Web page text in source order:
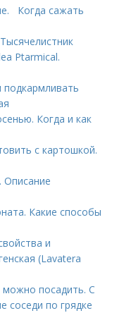
Когда сажать
Ptarmical.
подкармливать
Когда и как
с картошкой.
Описание
Какие способы
и
(Lavatera
можно посадить. С
соседи по грядке